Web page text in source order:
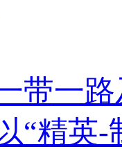
带一
“精英-